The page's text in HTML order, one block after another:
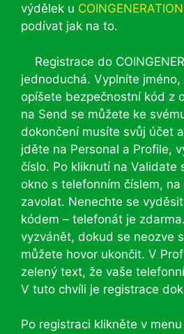
výdělek u COINGENERATION
podívat jak na to.
Registrace do
jednoduchá. Vyplníte
opíšete bezpečnostní kód z
na Send se můžete ke
dokončení musíte svůj účet
jděte na Personal a Profile,
číslo. Po kliknutí na Validate
okno s telefonním číslem,
zavolat. Nenechte se
kódem – telefonát je
vyzvánět, dokud se neozve
můžete hovor ukončit. V
zelený text, že vaše
V tuto chvíli je registrace
Po registraci klikněte v